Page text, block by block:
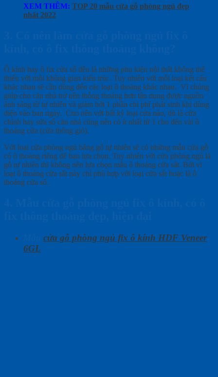
XEM THÊM: TOP 20 mẫu cửa gỗ phòng ngủ đẹp
nhất 2022
Ô kính hay ô fix cửa sổ đều là những phụ kiện nội thất không thể
thiếu với mỗi không gian kiến trúc. Tuy nhiên với mỗi loại kết cấu
khác nhau sẽ cần dùng đến các loại ô thoáng khác nhau. Vì chúng
giúp cho căn nhà trở nên thông thoáng hơn tận dụng được nguồn
ánh sáng từ tự nhiên và giảm bớt 1 phần chi phí phát sinh khi dùng
điện vào ban ngày. Cho nên với bất kỳ loại cửa nào, dù là cửa
chính hay sửa sổ căn nhà cũng nên có ít nhất từ 1 cho đến vài ô
thoáng cửa (cửa thông gió).
Với loại cửa phòng ngủ bằng gỗ tự nhiên sẽ có những mẫu cửa gỗ
có ô thoáng riêng để bạn lựa chọn. Tuy nhiên với cửa phòng ngủ là
gỗ tự nhiên thì không nên lựa chọn mẫu ô thoáng cửa sắt. Bởi vì
loại ô thoáng cửa sắt này chỉ phù hợp với loại cửa sắt hoặc là ô
thoáng cửa sổ.
cửa gỗ phòng ngủ fix ô kính HDF Veneer
6GL